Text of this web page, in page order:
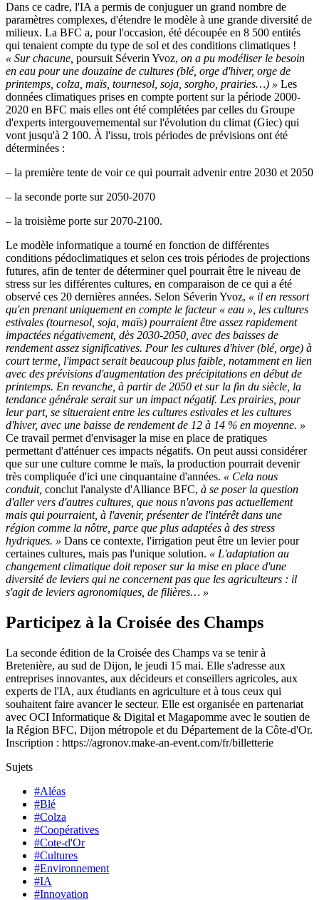
Dans ce cadre, l'IA a permis de conjuguer un grand nombre de
paramètres complexes, d'étendre le modèle à une grande diversité de
milieux. La BFC a, pour l'occasion, été découpée en 8 500 entités
qui tenaient compte du type de sol et des conditions climatiques !
« Sur chacune, poursuit Séverin Yvoz, on a pu modéliser le besoin
en eau pour une douzaine de cultures (blé, orge d'hiver, orge de
printemps, colza, maïs, tournesol, soja, sorgho, prairies…) » Les
données climatiques prises en compte portent sur la période 2000-
2020 en BFC mais elles ont été complétées par celles du Groupe
d'experts intergouvernemental sur l'évolution du climat (Giec) qui
vont jusqu'à 2 100. À l'issu, trois périodes de prévisions ont été
déterminées :
– la première tente de voir ce qui pourrait advenir entre 2030 et 2050
– la seconde porte sur 2050-2070
– la troisième porte sur 2070-2100.
Le modèle informatique a tourné en fonction de différentes
conditions pédoclimatiques et selon ces trois périodes de projections
futures, afin de tenter de déterminer quel pourrait être le niveau de
stress sur les différentes cultures, en comparaison de ce qui a été
observé ces 20 dernières années. Selon Séverin Yvoz, « il en ressort
qu'en prenant uniquement en compte le facteur « eau », les cultures
estivales (tournesol, soja, maïs) pourraient être assez rapidement
impactées négativement, dès 2030-2050, avec des baisses de
rendement assez significatives. Pour les cultures d'hiver (blé, orge) à
court terme, l'impact serait beaucoup plus faible, notamment en lien
avec des prévisions d'augmentation des précipitations en début de
printemps. En revanche, à partir de 2050 et sur la fin du siècle, la
tendance générale serait sur un impact négatif. Les prairies, pour
leur part, se situeraient entre les cultures estivales et les cultures
d'hiver, avec une baisse de rendement de 12 à 14 % en moyenne. »
Ce travail permet d'envisager la mise en place de pratiques
permettant d'atténuer ces impacts négatifs. On peut aussi considérer
que sur une culture comme le maïs, la production pourrait devenir
très compliquée d'ici une cinquantaine d'années. « Cela nous
conduit, conclut l'analyste d'Alliance BFC, à se poser la question
d'aller vers d'autres cultures, que nous n'avons pas actuellement
mais qui pourraient, à l'avenir, présenter de l'intérêt dans une
région comme la nôtre, parce que plus adaptées à des stress
hydriques. » Dans ce contexte, l'irrigation peut être un levier pour
certaines cultures, mais pas l'unique solution. « L'adaptation au
changement climatique doit reposer sur la mise en place d'une
diversité de leviers qui ne concernent pas que les agriculteurs : il
s'agit de leviers agronomiques, de filières… »
Participez à la Croisée des Champs
La seconde édition de la Croisée des Champs va se tenir à
Bretenière, au sud de Dijon, le jeudi 15 mai. Elle s'adresse aux
entreprises innovantes, aux décideurs et conseillers agricoles, aux
experts de l'IA, aux étudiants en agriculture et à tous ceux qui
souhaitent faire avancer le secteur. Elle est organisée en partenariat
avec OCI Informatique & Digital et Magapomme avec le soutien de
la Région BFC, Dijon métropole et du Département de la Côte-d'Or.
Inscription : https://agronov.make-an-event.com/fr/billetterie
Sujets
#Aléas
#Blé
#Colza
#Coopératives
#Cote-d'Or
#Cultures
#Environnement
#IA
#Innovation